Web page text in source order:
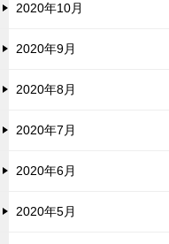
2020年10月
2020年9月
2020年8月
2020年7月
2020年6月
2020年5月